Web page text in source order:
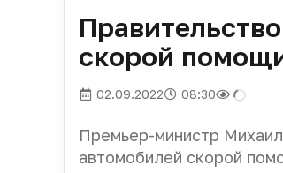
скорой
02.09.2022 08:30
Премьер-министр
автомобилей скорой